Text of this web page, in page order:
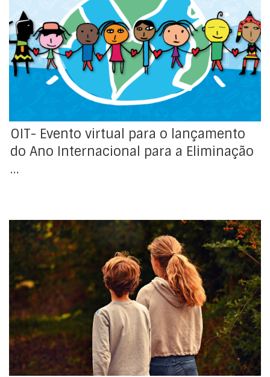
A Organização Internacional do Trabalho (OIT) é
parceira da Alliance 8.7, uma parceria global que visa
erradicar o trabalho forçado, a escravatura moderna,
o tráfico de seres humanos e o trabalho infantil em
todo o mundo, tal como delineado nos Objetivos de
Desenvolvimento Sustentável de 2030. Hoje, dia 21 de
OIT- Evento virtual para o lançamento
do Ano Internacional para a Eliminação
…
Milhões de crianças em todo o mundo correm o risco
de serem empurradas para o trabalho infantil devido à
crise de COVID-19, o que pode levar – pela primeira vez
após 20 anos de progresso – ao aumento do trabalho
infantil, segundo o relatório “COVID-19 e Trabalho
Infantil: um momento […]